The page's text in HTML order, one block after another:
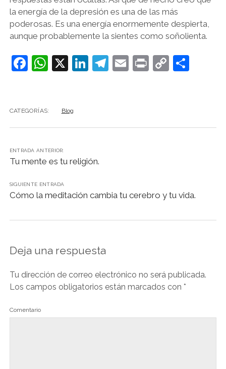
la energía de la depresión es una de las más
poderosas. Es una energía enormemente despierta,
aunque probablemente la sientes como soñolienta.
F
e
b
o
o
W
s
A
p
p
X Li
dI
T
a
E Pr C
Li
C
ar
CATEGORÍAS: Blog
ENTRADA ANTERIOR:
Tu mente es tu religión.
SIGUIENTE ENTRADA
Cómo la meditación cambia tu cerebro y tu vida.
Deja una respuesta
Tu dirección de correo electrónico no será publicada.
Los campos obligatorios están marcados con *
Comentario